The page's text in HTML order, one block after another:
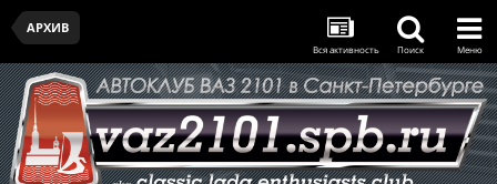
АРХИВ
Вся активность Поиск Меню